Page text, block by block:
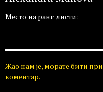
Место на ранг листи:
Жао нам је, морате бити
коментар.